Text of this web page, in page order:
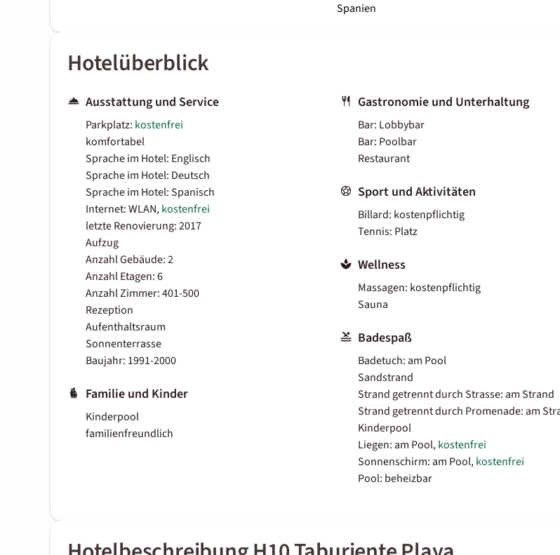
Spanien
Hotelüberblick
Ausstattung und Service
Parkplatz: kostenfrei
komfortabel
Sprache im Hotel: Englisch
Sprache im Hotel: Deutsch
Sprache im Hotel: Spanisch
Internet: WLAN,kostenfrei
letzte Renovierung: 2017
Aufzug
Anzahl Gebäude: 2
Anzahl Etagen: 6
Anzahl Zimmer: 401-500
Rezeption
Aufenthaltsraum
Sonnenterrasse
Baujahr: 1991-2000
Familie und Kinder
Kinderpool
familienfreundlich
Gastronomie und Unterhaltung
Bar: Lobbybar
Bar: Poolbar
Restaurant
Sport und Aktivitäten
Billard: kostenpflichtig
Tennis: Platz
Wellness
Massagen: kostenpflichtig
Sauna
Badespaß
Badetuch: am Pool
Sandstrand
Strand getrennt durch Strasse: am Strand
Strand getrennt durch Promenade: am
Kinderpool
Liegen: am Pool,kostenfrei
Sonnenschirm: am Pool,kostenfrei
Pool: beheizbar